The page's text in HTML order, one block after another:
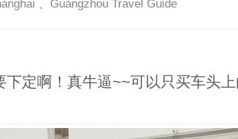
、Guangzhou Travel Guide
定啊！真牛逼~~可以只买车头